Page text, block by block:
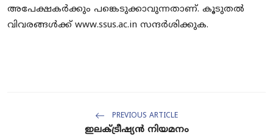
അപേക്ഷകർക്കും പങ്കെടുക്കാവുന്നതാണ്. കൂടുതൽ
വിവരങ്ങൾക്ക് www.ssus.ac.in സന്ദർശിക്കുക.
PREVIOUS ARTICLE
ഇലക്ട്രീഷ്യന്‍ നിയമനം